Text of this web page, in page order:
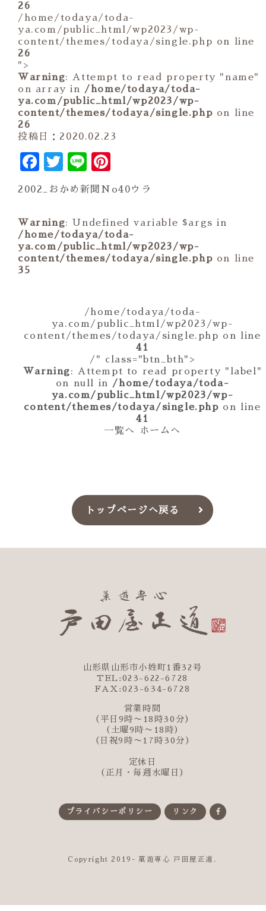
26
/home/todaya/toda-
ya.com/public_html/wp2023/wp-
content/themes/todaya/single.php on line
26
">
Warning: Attempt to read property "name"
on array in /home/todaya/toda-
ya.com/public_html/wp2023/wp-
content/themes/todaya/single.php on line
26
投稿日：2020.02.23
Facebook
Twitter
Line
2002_おかめ新聞No40ウラ
Warning: Undefined variable $args in
/home/todaya/toda-
ya.com/public_html/wp2023/wp-
content/themes/todaya/single.php on line
35
/home/todaya/toda-
ya.com/public_html/wp2023/wp-
content/themes/todaya/single.php on line
41
/" class="btn_bth">
Warning: Attempt to read property "label"
on null in /home/todaya/toda-
ya.com/public_html/wp2023/wp-
content/themes/todaya/single.php on line
41
一覧へ
ホームへ
トップページへ戻る
山形県山形市小姓町1番32号
TEL:023-622-6728
FAX:023-634-6728
営業時間
（平日9時〜18時30分）
（土曜9時〜18時）
（日祝9時〜17時30分）
定休日
（正月・毎週水曜日）
プライバシーポリシー リンク
Copyright 2019- 菓遊専心 戸田屋正道.